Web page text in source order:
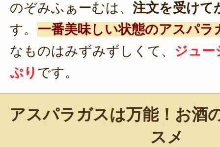
のぞみふぁーむは、 注文を受けて
す。 一番美味しい状態のアスパラ
なものはみずみずしくて、 ジュー
ぷり です。
アスパラガスは万能！お酒
スメ